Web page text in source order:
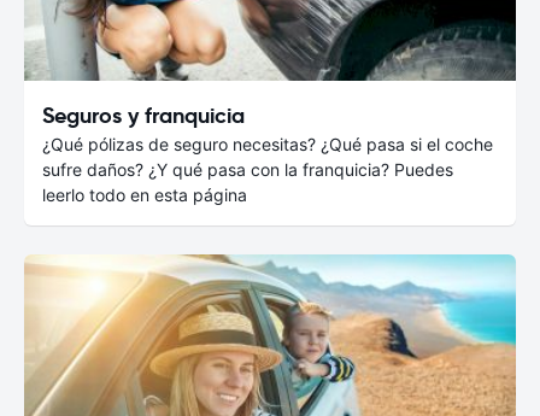
Seguros y franquicia
¿Qué pólizas de seguro necesitas? ¿Qué pasa si el coche
sufre daños? ¿Y qué pasa con la franquicia? Puedes
leerlo todo en esta página